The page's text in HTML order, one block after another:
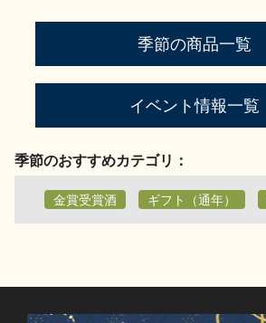
季節の商品一覧
イベント情報一覧
季節のおすすめカテゴリ：
金賞受賞酒 ギフト（通年）